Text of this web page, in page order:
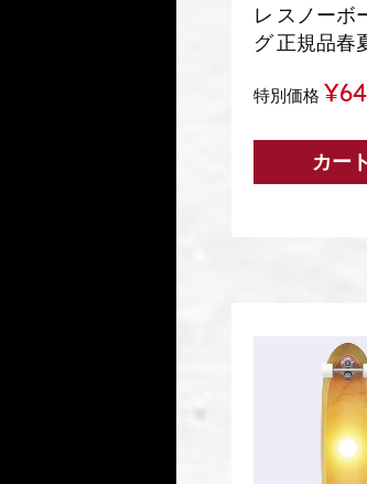
レ スノーボ
グ 正規品春
特別価格 ¥
カー